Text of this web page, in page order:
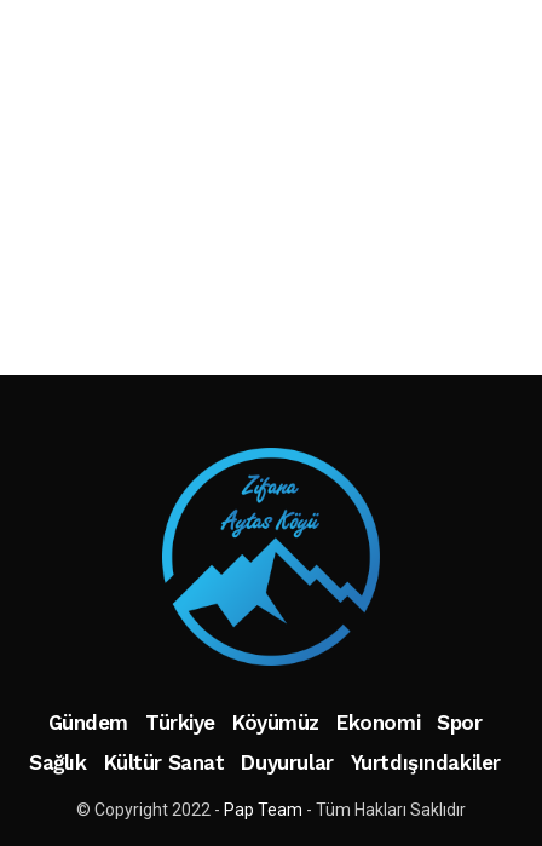
TAKIP ET
Gündem Türkiye Köyümüz Ekonomi
Spor
Sağlık
Kültür Sanat Duyurular Yurtdışındakiler
© Copyright 2022 - Pap Team - Tüm Hakları Saklıdır